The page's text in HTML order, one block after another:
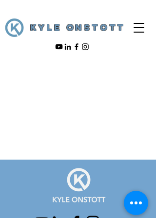
KYLE ONSTOTT